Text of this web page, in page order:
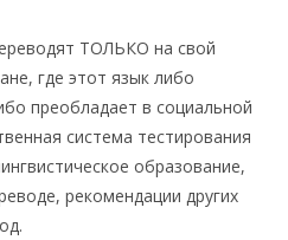
ТОЛЬКО на свой
где этот язык либо
преобладает в социальной
система тестирования
образование,
рекомендации других